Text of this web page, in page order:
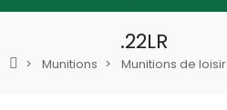
.22LR
Munitions Munitions de loisir